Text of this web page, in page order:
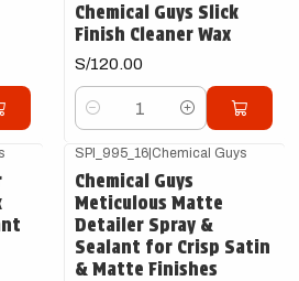
Chemical Guys Slick
Finish Cleaner Wax
S/120.00
Cantidad
SPI_995_16|Chemical Guys
Chemical Guys
Meticulous Matte
Detailer Spray &
Sealant for Crisp Satin
& Matte Finishes